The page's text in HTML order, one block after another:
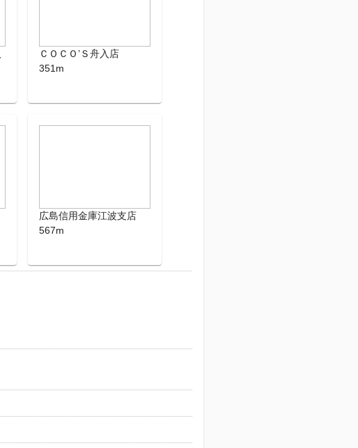
ＣＯＣＯ’Ｓ舟入店
351m
広島信用金庫江波支店
567m